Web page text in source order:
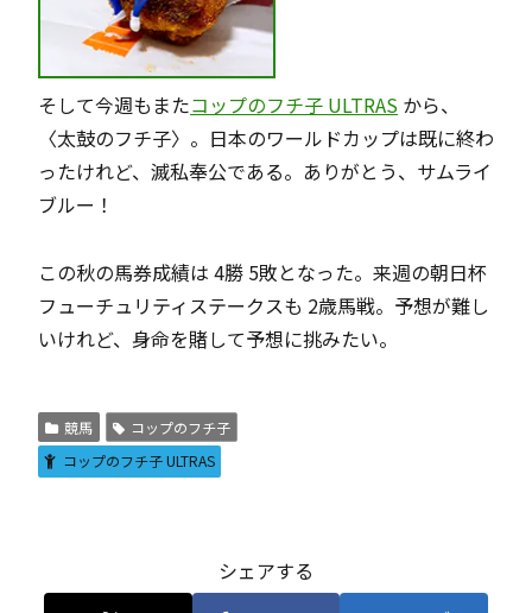
そして今週もまたコップのフチ子 ULTRAS から、
〈太鼓のフチ子〉。日本のワールドカップは既に終わ
ったけれど、滅私奉公である。ありがとう、サムライ
ブルー！
この秋の馬券成績は 4勝 5敗となった。来週の朝日杯
フューチュリティステークスも 2歳馬戦。予想が難し
いけれど、身命を賭して予想に挑みたい。
競馬
コップのフチ子
コップのフチ子 ULTRAS
シェアする